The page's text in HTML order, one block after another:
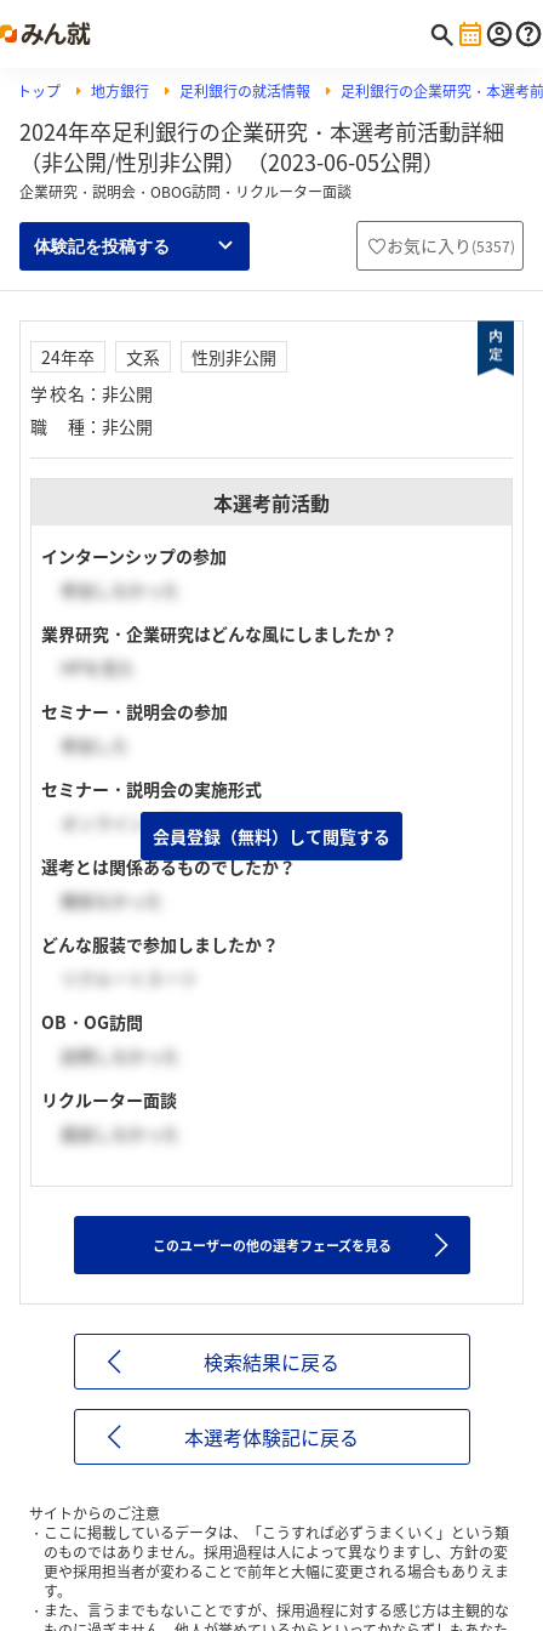
トップ 地方銀行 足利銀行の就活情報 足利銀行の企業研究・本選考
2024年卒足利銀行の企業研究・本選考前活動詳細
（非公開/性別非公開）（2023-06-05公開）
企業研究・説明会・OBOG訪問・リクルーター面談
体験記を投稿する お気に入り (5357)
24年卒 文系
性別非公開
学校名 ： 非公開
職種 ： 非公開
本選考前活動
インターンシップの参加
参加しなかった
業界研究・企業研究はどんな風にしましたか？
HPを見た
セミナー・説明会の参加
参加した
セミナー・説明会の実施形式
オンライン（顔出しあり）
選考とは関係あるものでしたか？
関係なかった
どんな服装で参加しましたか？
リクルートスーツ
OB・OG訪問
訪問しなかった
リクルーター面談
面談しなかった
会員登録（無料）して閲覧する
このユーザーの他の選考フェーズを見る
検索結果に戻る
本選考体験記に戻る
サイトからのご注意
ここに掲載しているデータは、「こうすれば必ずうまくいく」という類
のものではありません。採用過程は人によって異なりますし、方針の変
更や採用担当者が変わることで前年と大幅に変更される場合もありえま
す。
また、言うまでもないことですが、採用過程に対する感じ方は主観的な